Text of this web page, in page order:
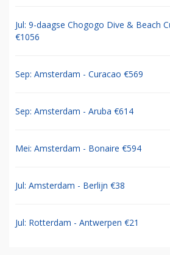
Jul: 9-daagse Chogogo Dive & Beach
€1056
Sep: Amsterdam - Curacao €569
Sep: Amsterdam - Aruba €614
Mei: Amsterdam - Bonaire €594
Jul: Amsterdam - Berlijn €38
Jul: Rotterdam - Antwerpen €21